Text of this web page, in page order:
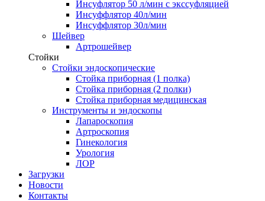
Инсуфлятор 50 л/мин с экссуфляцией
Инсуффлятор 40л/мин
Инсуффлятор 30л/мин
Шейвер
Артрошейвер
Стойки
Стойки эндоскопические
Стойка приборная (1 полка)
Стойка приборная (2 полки)
Стойка приборная медицинская
Инструменты и эндоскопы
Лапароскопия
Артроскопия
Гинекология
Урология
ЛОР
Загрузки
Новости
Контакты